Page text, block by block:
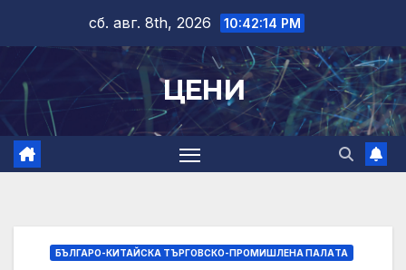
content
сб. авг. 8th, 2026 10:42:15 PM
ЦЕНИ
БЪЛГАРО-КИТАЙСКА ТЪРГОВСКО-ПРОМИШЛЕНА ПАЛAТА